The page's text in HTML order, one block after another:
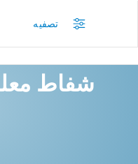
المنتجات
شفاط
تصفيه